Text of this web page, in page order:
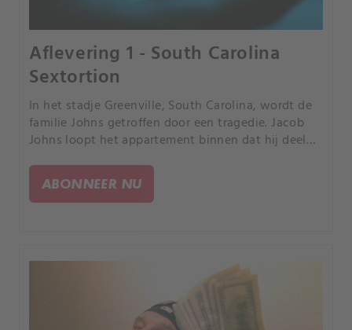
Aflevering 1 - South Carolina
Sextortion
In het stadje Greenville, South Carolina, wordt de
familie Johns getroffen door een tragedie. Jacob
Johns loopt het appartement binnen dat hij deelde
ABONNEER NU